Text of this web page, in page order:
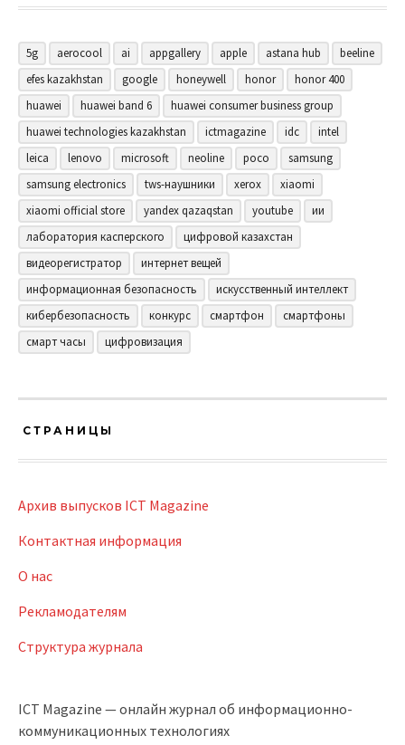
5g aerocool ai appgallery apple astana hub
beeline
efes kazakhstan
google honeywell honor
honor 400
huawei
huawei band 6
huawei consumer business group
huawei technologies kazakhstan
ictmagazine idc
intel
leica
lenovo microsoft neoline poco
samsung
samsung electronics
tws-наушники xerox
xiaomi
xiaomi official store
yandex qazaqstan youtube
ии
лаборатория касперского
цифровой казахстан
видеорегистратор
интернет вещей
информационная безопасность
искусственный интеллект
кибербезопасность
конкурс смартфон
смартфоны
смарт часы
цифровизация
СТРАНИЦЫ
Архив выпусков ICT Magazine
Контактная информация
О нас
Рекламодателям
Структура журнала
ICT Magazine — онлайн журнал об информационно-
коммуникационных технологиях